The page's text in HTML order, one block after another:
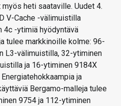
heti saataville. Uudet 4.
V-Cache -välimuistilla
4c -ytimiä hyödyntävä
tulee markkinoille kolme: 96-
L3-välimuistilla, 32-ytiminen
ja 16-ytiminen 9184X
ja
Bergamo-malleja tulee
9754 ja 112-ytiminen